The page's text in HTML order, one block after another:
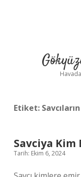
Etiket:
Savciya
Tarih: Ekim 6, 2024